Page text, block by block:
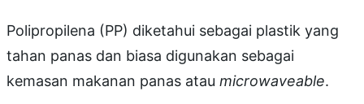
Polipropilena (PP) diketahui sebagai plastik yang
tahan panas dan biasa digunakan sebagai
kemasan makanan panas atau microwaveable.